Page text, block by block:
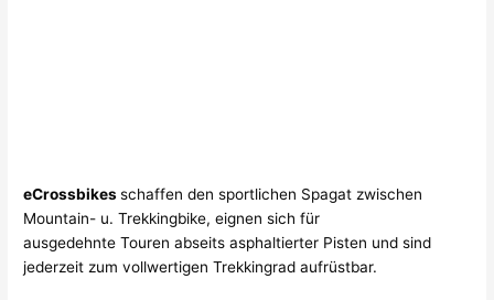
eCrossbikesschaffen den sportlichen Spagat zwischen
Mountain- u. Trekkingbike, eignen sich für
ausgedehnte Touren abseits asphaltierter Pisten und sind
jederzeit zum vollwertigen Trekkingrad aufrüstbar.